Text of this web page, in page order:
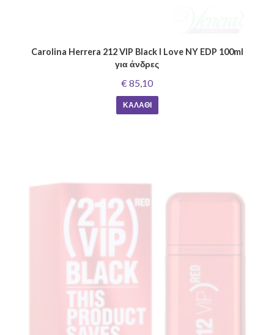
Carolina Herrera 212 VIP Black I Love NY EDP 100ml
για άνδρες
€ 85,10
ΚΑΛΆΘΙ